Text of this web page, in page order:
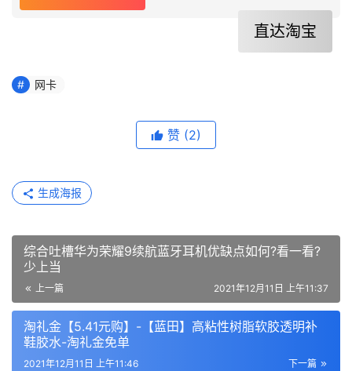
直达淘宝
网卡
赞 (2)
生成海报
综合吐槽华为荣耀9续航蓝牙耳机优缺点如何?看一看?
少上当
上一篇 2021年12月11日 上午11:37
淘礼金【5.41元购】-【蓝田】高粘性树脂软胶透明补
鞋胶水-淘礼金免单
下一篇
2021年12月11日 上午11:46